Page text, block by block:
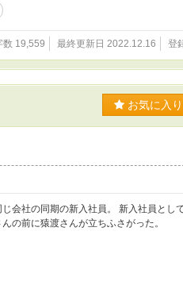
数 19,559 最終更新日 2022.12.16 登
お気に入
会社の同期の新入社員。 新入社員とし
の前に猿渡さんが立ちふさがった。